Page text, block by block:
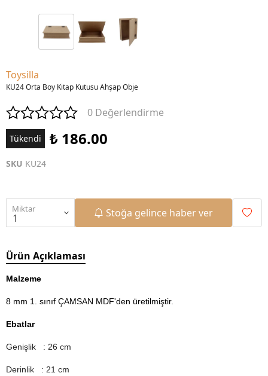
Toysilla
KU24 Orta Boy Kitap Kutusu Ahşap Obje
0 Değerlendirme
Tükendi ₺ 186.00
SKU KU24
Miktar Stoğa gelince haber ver
Ürün Açıklaması
Malzeme
8 mm 1. sınıf ÇAMSAN MDF'den üretilmiştir.
Ebatlar
Genişlik : 26 cm
Derinlik : 21 cm